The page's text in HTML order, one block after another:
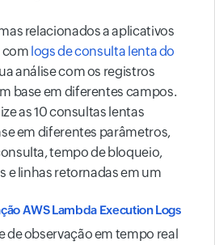
relacionados a aplicativos
com logs de consulta lenta do
análise com os registros
base em diferentes campos.
as 10 consultas lentas
em diferentes parâmetros,
tempo de bloqueio,
e linhas retornadas em um
AWS Lambda Execution Logs
de observação em tempo real